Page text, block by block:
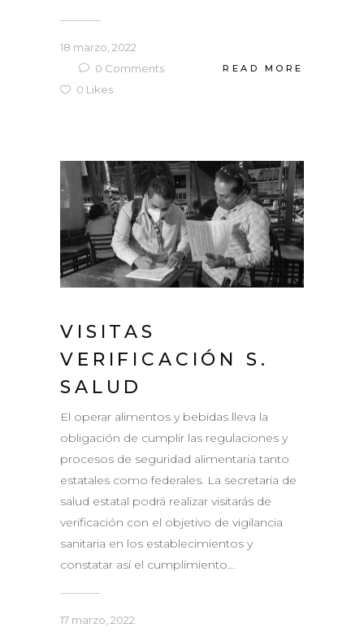
18 marzo, 2022
0 Comments
0 Likes
READ MORE
VISITAS
VERIFICACIÓN S.
SALUD
El operar alimentos y bebidas lleva la
obligación de cumplir las regulaciones y
procesos de seguridad alimentaria tanto
estatales como federales. La secretaria de
salud estatal podrá realizar visitarás de
verificación con el objetivo de vigilancia
sanitaria en los establecimientos y
constatar así el cumplimiento...
17 marzo, 2022